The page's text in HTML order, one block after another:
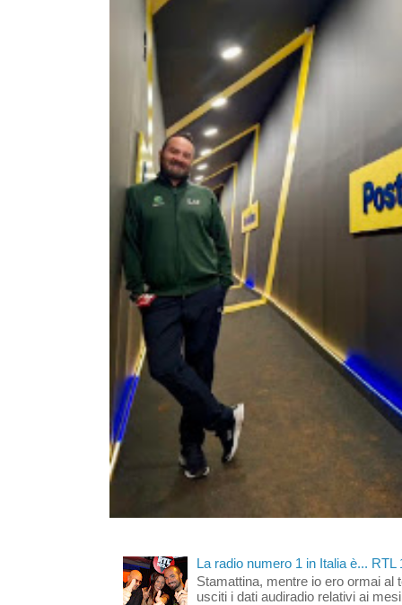
La radio numero 1 in Italia è... RTL
Stamattina, mentre io ero ormai al
usciti i dati audiradio relativi ai